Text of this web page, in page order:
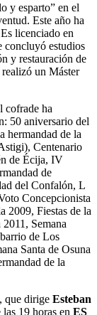
y esparto” en el
Este año ha
licenciado en
concluyó estudios
y restauración de
un Máster
cofrade ha
50 aniversario del
hermandad de la
Centenario
de Écija, IV
de
del Confalón, L
Concepcionista
2009, Fiestas de la
Semana
de Los
Santa de Osuna
de la
que dirige Esteban
19 horas en ES